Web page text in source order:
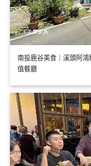
南投鹿谷美食｜溪頭阿
值餐廳